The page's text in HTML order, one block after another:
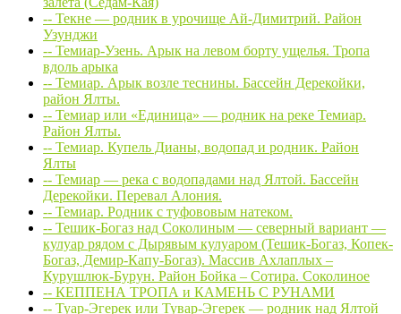
-- Текне — родник в урочище Ай-Димитрий. Район
Узунджи
-- Темиар-Узень. Арык на левом борту ущелья. Тропа
вдоль арыка
-- Темиар. Арык возле теснины. Бассейн Дерекойки,
район Ялты.
-- Темиар или «Единица» — родник на реке Темиар.
Район Ялты.
-- Темиар. Купель Дианы, водопад и родник. Район
Ялты
-- Темиар — река с водопадами над Ялтой. Бассейн
Дерекойки. Перевал Алония.
-- Темиар. Родник с туфововым натеком.
-- Тешик-Богаз над Соколиным — северный вариант —
кулуар рядом с Дырявым кулуаром (Тешик-Богаз, Копек-
Богаз, Демир-Капу-Богаз). Массив Ахлаплых –
Курушлюк-Бурун. Район Бойка – Сотира. Соколиное
-- КЕППЕНА ТРОПА и КАМЕНЬ С РУНАМИ
-- Туар-Эгерек или Тувар-Эгерек — родник над Ялтой